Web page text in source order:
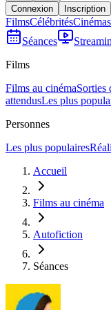
Connexion Inscription
FilmsCélébritésCinémas
Séances
Films
Films au cinémaSorties
attendusLes plus
Personnes
Les plus populaires
Accueil
Films au cinéma
Autofiction
Séances